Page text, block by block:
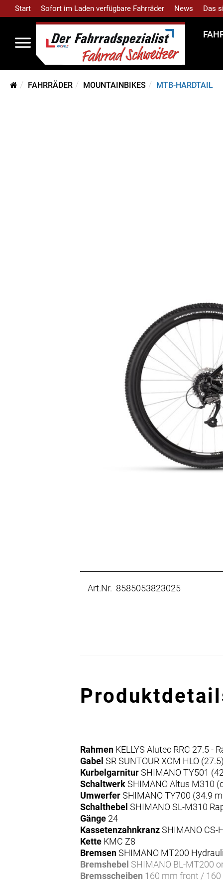
Start Sofort im Laden verfügbare Fahrräder News Das
FAHRRÄDER MOUNTAINBIKES MTB-HARDTAIL
Art.Nr. 8585053823025
Rahmen KELLYS Alutec RRC 27.5 -
Gabel SR SUNTOUR XCM HLO
KurbelgarniturSHIMANO TY501
SchaltwerkSHIMANO Altus M310
UmwerferSHIMANO TY700 (34.9
Schalthebel SHIMANO SL-M310
Gänge 24
KassetenzahnkranzSHIMANO CS-
Kette KMC Z8
BremsenSHIMANO MT200
Bremshebel SHIMANO BL-MT200
Bremsscheiben 160 mm front /